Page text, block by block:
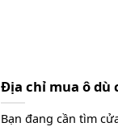
Địa chỉ mua ô dù
Bạn đang cần tìm